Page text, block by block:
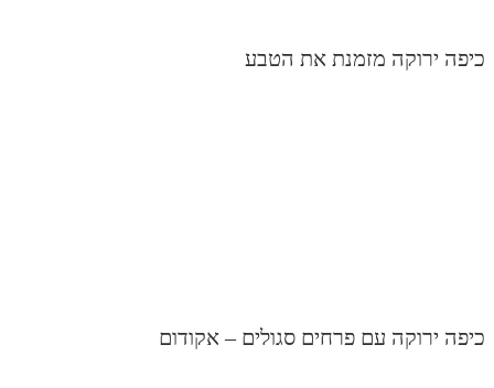
ירוקה מזמנת את הטבע
ירוקה עם פרחים סגולים – אקודום